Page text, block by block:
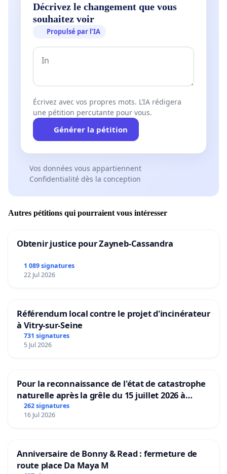
Décrivez le changement que vous
souhaitez voir
Propulsé par l’IA
Écrivez avec vos propres mots. L’IA rédigera
une pétition percutante pour vous.
Générer la pétition
Vos données vous appartiennent
Confidentialité dès la conception
Autres pétitions qui pourraient vous intéresser
Obtenir justice pour Zayneb-Cassandra
1 089 signatures
22 Jul 2026
Référendum local contre le projet d'incinérateur
à Vitry-sur-Seine
731 signatures
5 Jul 2026
Pour la reconnaissance de l'état de catastrophe
naturelle après la grêle du 15 juillet 2026 à
Aubenas et ses alentours
262 signatures
16 Jul 2026
Anniversaire de Bonny & Read : fermeture de
route place Da Maya M